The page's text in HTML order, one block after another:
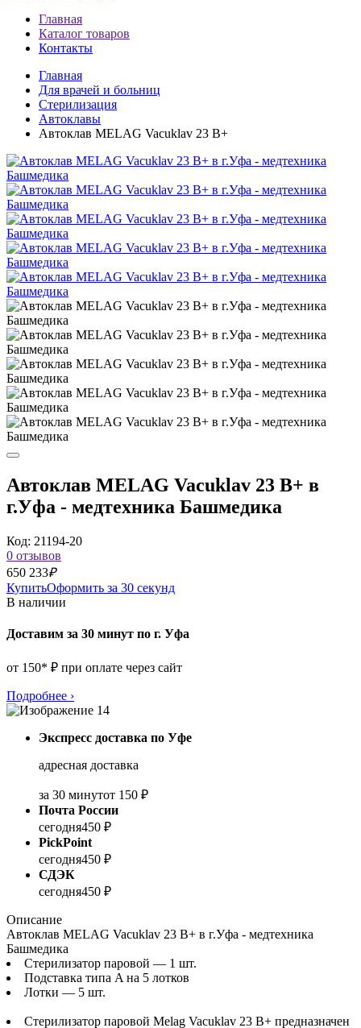
Главная
Каталог товаров
Контакты
Главная
Для врачей и больниц
Стерилизация
Автоклавы
Автоклав MELAG Vacuklav 23 B+
Автоклав MELAG Vacuklav 23 B+ в
г.Уфа - медтехника Башмедика
Код: 21194-20
0 отзывов
650 233₽
КупитьОформить за 30 секунд
В наличии
Доставим за 30 минут по г. Уфа
от 150* ₽ при оплате через сайт
Подробнее ›
Экспресс доставка по Уфе
адресная доставка
за 30 минутот 150 ₽
Почта России
сегодня450 ₽
PickPoint
сегодня450 ₽
СДЭК
сегодня450 ₽
Описание
Автоклав MELAG Vacuklav 23 B+ в г.Уфа - медтехника
Башмедика
Стерилизатор паровой — 1 шт.
Подставка типа A на 5 лотков
Лотки — 5 шт.
Стерилизатор паровой Melag Vacuklav 23 B+ предназначен